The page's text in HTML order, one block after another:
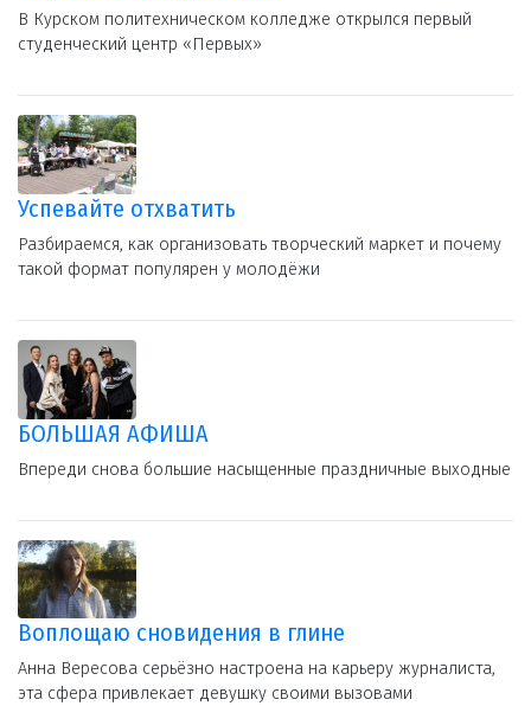
В Курском политехническом колледже открылся первый
студенческий центр «Первых»
Успевайте отхватить
Разбираемся, как организовать творческий маркет и почему
такой формат популярен у молодёжи
БОЛЬШАЯ АФИША
Впереди снова большие насыщенные праздничные выходные
Воплощаю сновидения в глине
Анна Вересова серьёзно настроена на карьеру журналиста,
эта сфера привлекает девушку своими вызовами